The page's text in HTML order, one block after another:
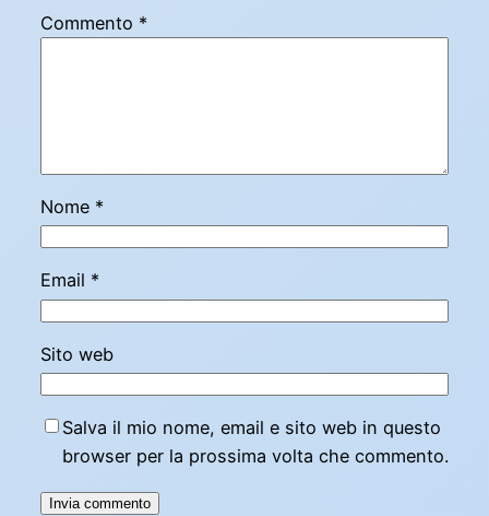
Commento *
Nome *
Email *
Sito web
Salva il mio nome, email e sito web in questo
browser per la prossima volta che commento.